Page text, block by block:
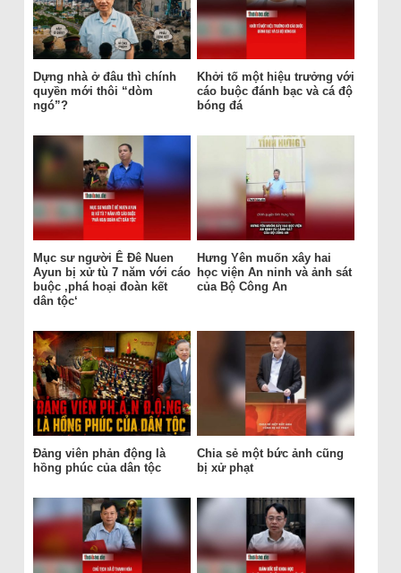
Dựng nhà ở đâu thì chính
quyền mới thôi “dòm
ngó”?
Khởi tố một hiệu trưởng với
cáo buộc đánh bạc và cá độ
bóng đá
Mục sư người Ê Đê Nuen
Ayun bị xử tù 7 năm với cáo
buộc ‚phá hoại đoàn kết
dân tộc‘
Hưng Yên muốn xây hai
học viện An ninh và ảnh sát
của Bộ Công An
Đảng viên phản động là
hồng phúc của dân tộc
Chia sẻ một bức ảnh cũng
bị xử phạt